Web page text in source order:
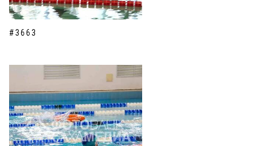
#3663